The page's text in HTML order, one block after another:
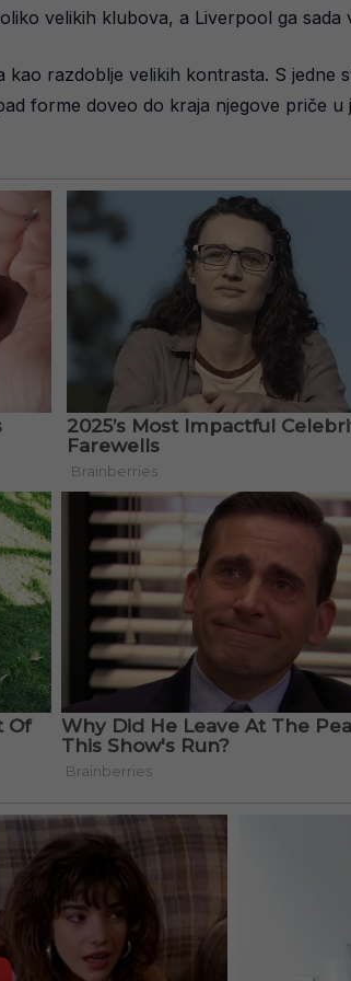
velikih klubova, a Liverpool ga sada
razdoblje velikih kontrasta. S
forme doveo do kraja njegove priče u